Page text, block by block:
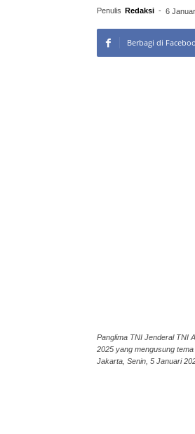
Penulis Redaksi - 6
Berbagi di
Panglima TNI Jenderal TNI
2025 yang mengusung
Jakarta, Senin, 5 Januari